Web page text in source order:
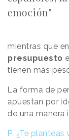
emoción"
mientras que
presupuesto
tienen más
La forma de
apuestan por
de una manera
P. ¿Te